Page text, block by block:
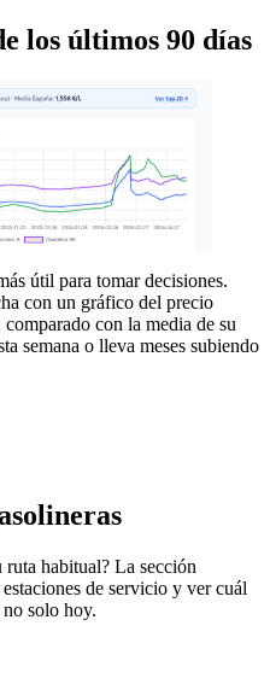
los últimos 90 días
útil para tomar decisiones.
con un gráfico del precio
con la media de su
semana o lleva meses subiendo
ruta habitual? La sección
de servicio y ver cuál
solo hoy.